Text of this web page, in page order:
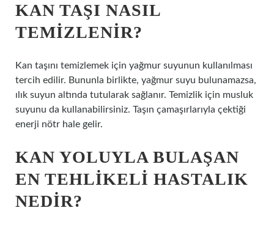
KAN TAŞI NASIL
TEMIZLENIR?
Kan taşını temizlemek için yağmur suyunun kullanılması
tercih edilir. Bununla birlikte, yağmur suyu bulunamazsa,
ılık suyun altında tutularak sağlanır. Temizlik için musluk
suyunu da kullanabilirsiniz. Taşın çamaşırlarıyla çektiği
enerji nötr hale gelir.
KAN YOLUYLA BULAŞAN
EN TEHLIKELI HASTALIK
NEDIR?